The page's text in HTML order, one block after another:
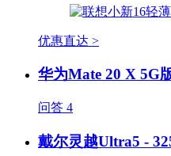
优惠直达 >
华为Mate 20 X 5G
问答 4
戴尔灵越Ultra5 -